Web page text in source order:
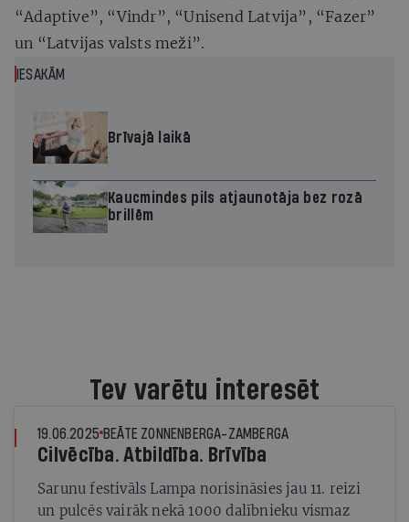
“Adaptive”, “Vindr”, “Unisend Latvija”, “Fazer”
un “Latvijas valsts meži”.
IESAKĀM
Brīvajā laikā
Kaucmindes pils atjaunotāja bez rozā
brillēm
Tev varētu interesēt
19.06.2025 BEĀTE ZONNENBERGA-ZAMBERGA
Cilvēcība. Atbildība. Brīvība
Sarunu festivāls Lampa norisināsies jau 11. reizi
un pulcēs vairāk nekā 1000 dalībnieku vismaz